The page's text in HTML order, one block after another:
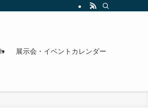
展示会・イベントカレンダー